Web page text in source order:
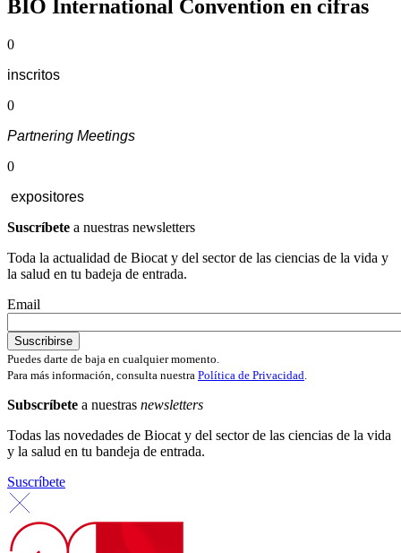
BIO International Convention en cifras
0
inscritos
0
Partnering Meetings
0
expositores
Suscríbete a nuestras newsletters
Toda la actualidad de Biocat y del sector de las ciencias de la vida y
la salud en tu badeja de entrada.
Email
Puedes darte de baja en cualquier momento.
Para más información, consulta nuestra Política de Privacidad.
Subscríbete a nuestras newsletters
Todas las novedades de Biocat y del sector de las ciencias de la vida
y la salud en tu bandeja de entrada.
Suscríbete